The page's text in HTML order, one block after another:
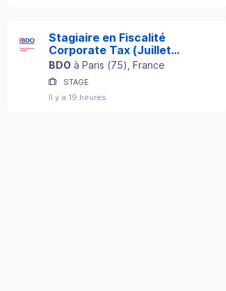
Stagiaire en Fiscalité
Corporate Tax (Juillet
2027) - F/H
BDO à Paris (75) , France
STAGE
Il y a 19 heures